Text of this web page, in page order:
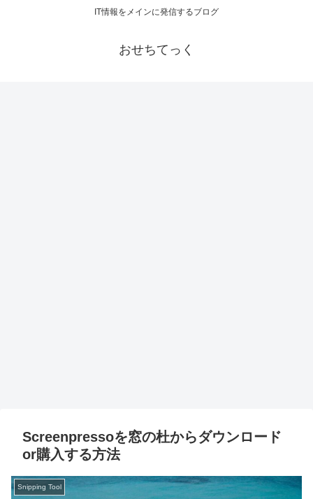
IT情報をメインに発信するブログ
おせちてっく
Screenpressoを窓の杜からダウンロード
or購入する方法
Snipping Tool